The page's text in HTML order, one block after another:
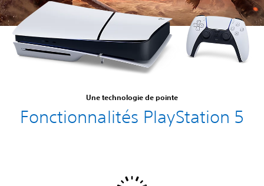
Une technologie de pointe
Fonctionnalités PlayStation 5